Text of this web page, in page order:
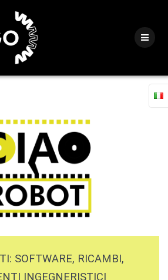
content
SOFTWARE, RICAMBI,
INGEGNERISTICI